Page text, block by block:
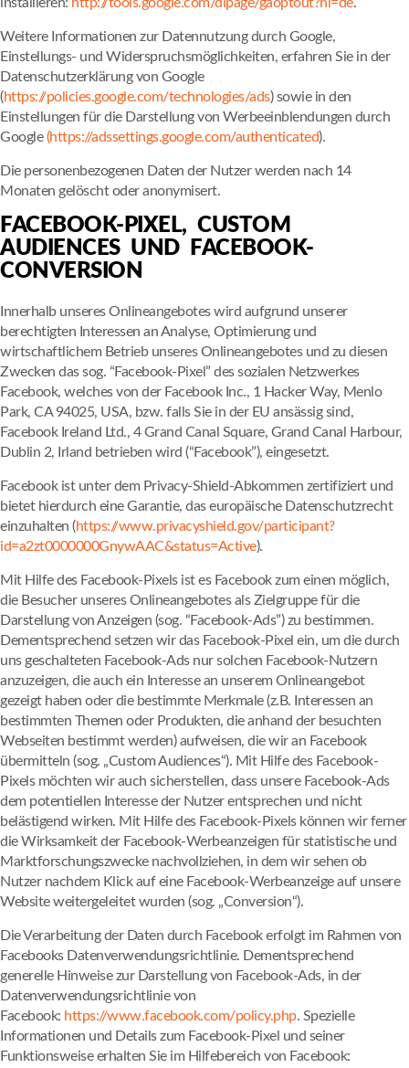
Weitere Informationen zur Datennutzung durch Google,
Einstellungs- und Widerspruchsmöglichkeiten, erfahren Sie in der
Datenschutzerklärung von Google
(https://policies.google.com/technologies/ads) sowie in den
Einstellungen für die Darstellung von Werbeeinblendungen durch
Google(https://adssettings.google.com/authenticated).
Die personenbezogenen Daten der Nutzer werden nach 14
Monaten gelöscht oder anonymisert.
FACEBOOK-PIXEL, CUSTOM
AUDIENCES UND FACEBOOK-
CONVERSION
Innerhalb unseres Onlineangebotes wird aufgrund unserer
berechtigten Interessen an Analyse, Optimierung und
wirtschaftlichem Betrieb unseres Onlineangebotes und zu diesen
Zwecken das sog. “Facebook-Pixel” des sozialen Netzwerkes
Facebook, welches von der Facebook Inc., 1 Hacker Way, Menlo
Park, CA 94025, USA, bzw. falls Sie in der EU ansässig sind,
Facebook Ireland Ltd., 4 Grand Canal Square, Grand Canal Harbour,
Dublin 2, Irland betrieben wird (“Facebook”), eingesetzt.
Facebook ist unter dem Privacy-Shield-Abkommen zertifiziert und
bietet hierdurch eine Garantie, das europäische Datenschutzrecht
einzuhalten (https://www.privacyshield.gov/participant?
id=a2zt0000000GnywAAC&status=Active).
Mit Hilfe des Facebook-Pixels ist es Facebook zum einen möglich,
die Besucher unseres Onlineangebotes als Zielgruppe für die
Darstellung von Anzeigen (sog. “Facebook-Ads”) zu bestimmen.
Dementsprechend setzen wir das Facebook-Pixel ein, um die durch
uns geschalteten Facebook-Ads nur solchen Facebook-Nutzern
anzuzeigen, die auch ein Interesse an unserem Onlineangebot
gezeigt haben oder die bestimmte Merkmale (z.B. Interessen an
bestimmten Themen oder Produkten, die anhand der besuchten
Webseiten bestimmt werden) aufweisen, die wir an Facebook
übermitteln (sog. „Custom Audiences“). Mit Hilfe des Facebook-
Pixels möchten wir auch sicherstellen, dass unsere Facebook-Ads
dem potentiellen Interesse der Nutzer entsprechen und nicht
belästigend wirken. Mit Hilfe des Facebook-Pixels können wir ferner
die Wirksamkeit der Facebook-Werbeanzeigen für statistische und
Marktforschungszwecke nachvollziehen, in dem wir sehen ob
Nutzer nachdem Klick auf eine Facebook-Werbeanzeige auf unsere
Website weitergeleitet wurden (sog. „Conversion“).
Die Verarbeitung der Daten durch Facebook erfolgt im Rahmen von
Facebooks Datenverwendungsrichtlinie. Dementsprechend
generelle Hinweise zur Darstellung von Facebook-Ads, in der
Datenverwendungsrichtlinie von
Facebook: https://www.facebook.com/policy.php. Spezielle
Informationen und Details zum Facebook-Pixel und seiner
Funktionsweise erhalten Sie im Hilfebereich von Facebook: